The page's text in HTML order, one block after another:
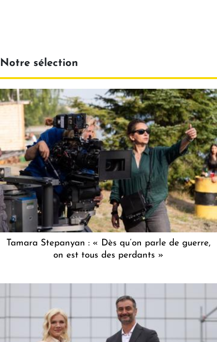
Notre sélection
Tamara Stepanyan : « Dès qu’on parle de guerre,
on est tous des perdants »